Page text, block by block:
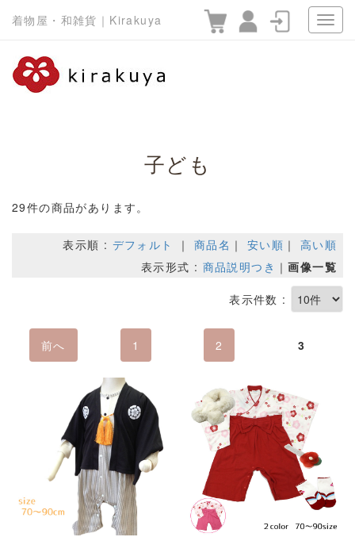
着物屋・和雑貨｜Kirakuya
子ども
29件の商品があります。
表示順 : デフォルト ｜ 商品名 ｜ 安い順 ｜ 高い順
表示形式 : 商品説明つき ｜画像一覧
表示件数 :
前へ 1 2 3